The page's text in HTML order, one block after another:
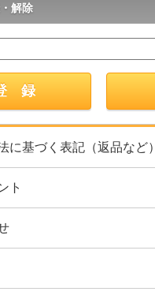
解除
に基づく表記（返品など）
ト